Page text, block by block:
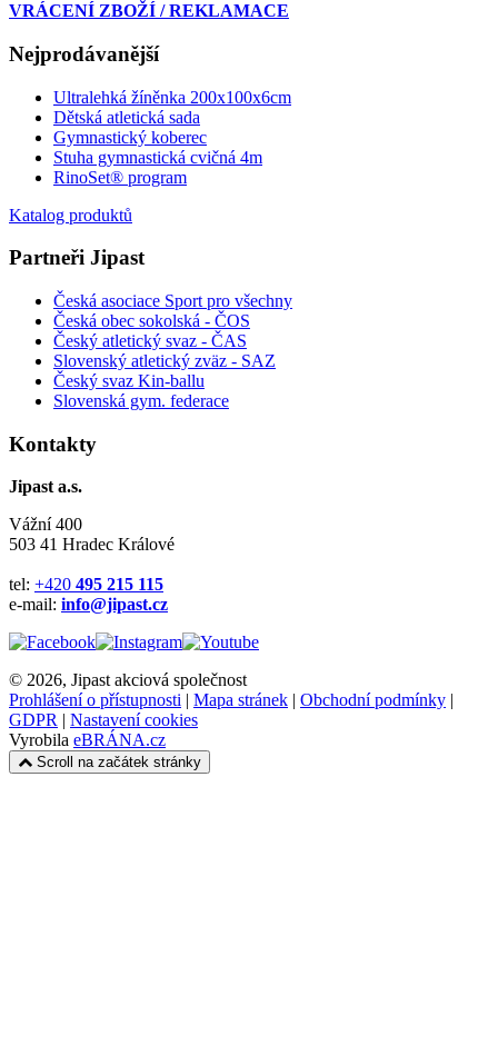
VRÁCENÍ ZBOŽÍ / REKLAMACE
Nejprodávanější
Ultralehká žíněnka 200x100x6cm
Dětská atletická sada
Gymnastický koberec
Stuha gymnastická cvičná 4m
RinoSet® program
Katalog produktů
Partneři Jipast
Česká asociace Sport pro všechny
Česká obec sokolská - ČOS
Český atletický svaz - ČAS
Slovenský atletický zväz - SAZ
Český svaz Kin-ballu
Slovenská gym. federace
Kontakty
Jipast a.s.
Vážní 400
503 41 Hradec Králové
tel: +420 495 215 115
e-mail: info@jipast.cz
© 2026, Jipast akciová společnost
Prohlášení o přístupnosti | Mapa stránek | Obchodní podmínky |
GDPR | Nastavení cookies
Vyrobila eBRÁNA.cz
Scroll na začátek stránky